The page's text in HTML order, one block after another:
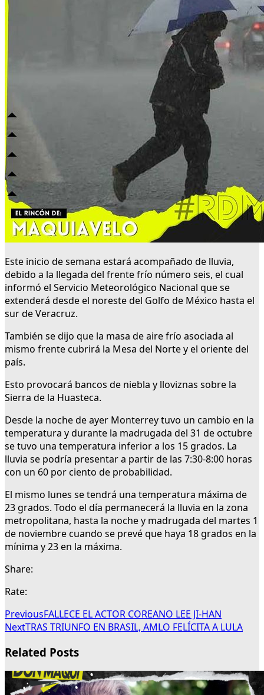
Este inicio de semana estará acompañado de lluvia,
debido a la llegada del frente frío número seis, el cual
informó el Servicio Meteorológico Nacional que se
extenderá desde el noreste del Golfo de México hasta el
sur de Veracruz.
También se dijo que la masa de aire frío asociada al
mismo frente cubrirá la Mesa del Norte y el oriente del
país.
Esto provocará bancos de niebla y lloviznas sobre la
Sierra de la Huasteca.
Desde la noche de ayer Monterrey tuvo un cambio en la
temperatura y durante la madrugada del 31 de octubre
se tuvo una temperatura inferior a los 15 grados. La
lluvia se podría presentar a partir de las 7:30-8:00 horas
con un 60 por ciento de probabilidad.
El mismo lunes se tendrá una temperatura máxima de
23 grados. Todo el día permanecerá la lluvia en la zona
metropolitana, hasta la noche y madrugada del martes 1
de noviembre cuando se prevé que haya 18 grados en la
mínima y 23 en la máxima.
Share:
Rate:
PreviousFALLECE EL ACTOR COREANO LEE JI-HAN
NextTRAS TRIUNFO EN BRASIL, AMLO FELÍCITA A LULA
Related Posts